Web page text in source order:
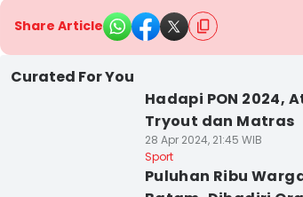
Share Article
Curated For You
Hadapi PON 2024,
Tryout dan Matras
28 Apr 2024, 21:45 WIB
Sport
Puluhan Ribu